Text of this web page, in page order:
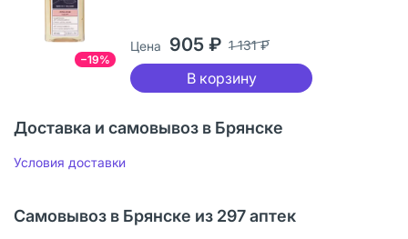
−19%
Цена 905 ₽ 1 131 ₽
В корзину
Доставка и самовывоз в Брянске
Условия доставки
Самовывоз в Брянске из 297 аптек